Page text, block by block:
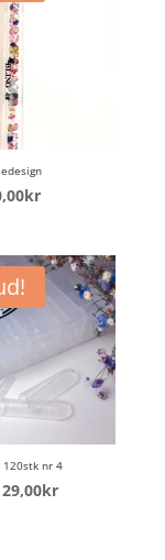
krNåværende
er:
50,00kr.
120stk nr 4
krNåværende